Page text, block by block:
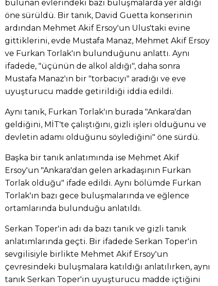
bulunan evlerindeki bazı buluşmalarda yer aldığı
öne sürüldü. Bir tanık, David Guetta konserinin
ardından Mehmet Akif Ersoy'un Ulus'taki evine
gittiklerini, evde Mustafa Manaz, Mehmet Akif Ersoy
ve Furkan Torlak'ın bulunduğunu anlattı. Aynı
ifadede, "üçünün de alkol aldığı", daha sonra
Mustafa Manaz'ın bir "torbacıyı" aradığı ve eve
uyuşturucu madde getirildiği iddia edildi.
Aynı tanık, Furkan Torlak'ın burada "Ankara'dan
geldiğini, MİT'te çalıştığını, gizli işleri olduğunu ve
devletin adamı olduğunu söylediğini" öne sürdü.
Başka bir tanık anlatımında ise Mehmet Akif
Ersoy'un "Ankara'dan gelen arkadaşının Furkan
Torlak olduğu" ifade edildi. Aynı bölümde Furkan
Torlak'ın bazı gece buluşmalarında ve eğlence
ortamlarında bulunduğu anlatıldı.
Serkan Toper'in adı da bazı tanık ve gizli tanık
anlatımlarında geçti. Bir ifadede Serkan Toper'in
sevgilisiyle birlikte Mehmet Akif Ersoy'un
çevresindeki buluşmalara katıldığı anlatılırken, aynı
tanık Serkan Toper'in uyuşturucu madde içtiğini